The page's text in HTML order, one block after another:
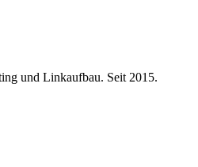
und Linkaufbau. Seit 2015.